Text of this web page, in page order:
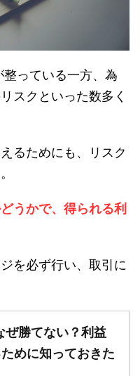
っている一方、為
スクといった数多く
るためにも、リスク
うかで、得られる利
を必ず行い、取引に
ぜ勝てない？利益
めに知っておきた